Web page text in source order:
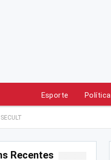
Esporte Política
SECULT
Recentes